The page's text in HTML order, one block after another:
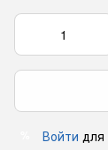
Войти для